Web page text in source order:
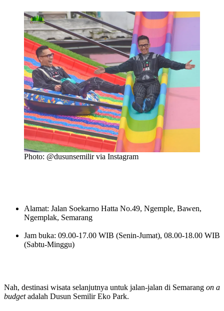
Photo: @dusunsemilir via Instagram
Alamat: Jalan Soekarno Hatta No.49, Ngemple, Bawen,
Ngemplak, Semarang
Jam buka: 09.00-17.00 WIB (Senin-Jumat), 08.00-18.00 WIB
(Sabtu-Minggu)
Nah, destinasi wisata selanjutnya untuk jalan-jalan di Semarang on a
budgetadalah Dusun Semilir Eko Park.